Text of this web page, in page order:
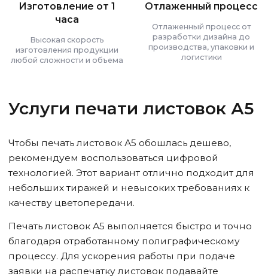
Изготовление от 1
часа
Высокая скорость
изготовления продукции
любой сложности и объема
Отлаженный процесс
Отлаженный процесс от
разработки дизайна до
производства, упаковки и
логистики
Услуги печати листовок А5
Чтобы печать листовок А5 обошлась дешево,
рекомендуем воспользоваться цифровой
технологией. Этот вариант отлично подходит для
небольших тиражей и невысоких требованиях к
качеству цветопередачи.
Печать листовок А5 выполняется быстро и точно
благодаря отработанному полиграфическому
процессу. Для ускорения работы при подаче
заявки на распечатку листовок подавайте